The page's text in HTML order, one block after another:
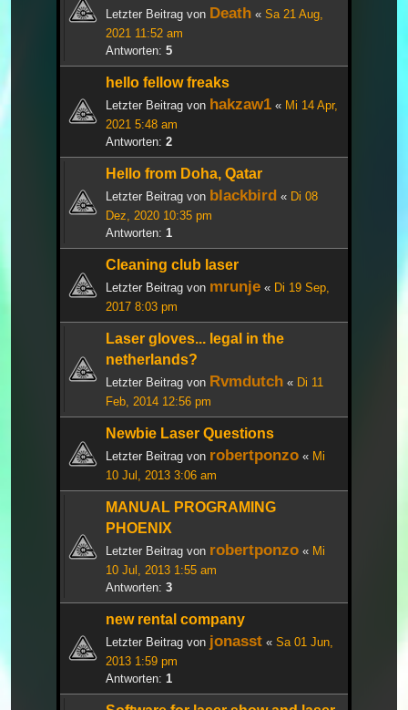
Letzter Beitrag von Death « Sa 21 Aug,
2021 11:52 am
Antworten: 5
hello fellow freaks
Letzter Beitrag von hakzaw1 « Mi 14 Apr,
2021 5:48 am
Antworten: 2
Hello from Doha, Qatar
Letzter Beitrag von blackbird « Di 08
Dez, 2020 10:35 pm
Antworten: 1
Cleaning club laser
Letzter Beitrag von mrunje « Di 19 Sep,
2017 8:03 pm
Laser gloves... legal in the
netherlands?
Letzter Beitrag von Rvmdutch « Di 11
Feb, 2014 12:56 pm
Newbie Laser Questions
Letzter Beitrag von robertponzo « Mi
10 Jul, 2013 3:06 am
MANUAL PROGRAMING
PHOENIX
Letzter Beitrag von robertponzo « Mi
10 Jul, 2013 1:55 am
Antworten: 3
new rental company
Letzter Beitrag von jonasst « Sa 01 Jun,
2013 1:59 pm
Antworten: 1